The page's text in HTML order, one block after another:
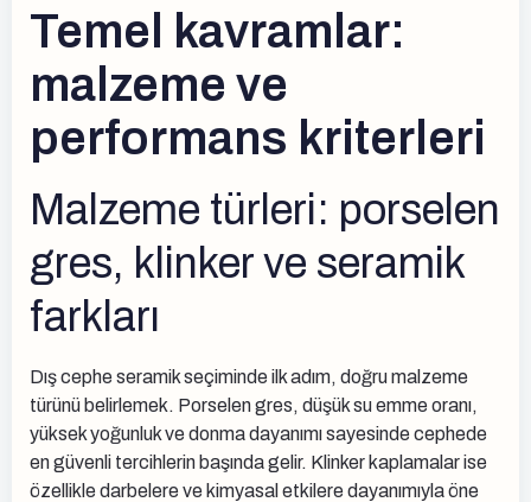
Temel kavramlar:
malzeme ve
performans kriterleri
Malzeme türleri: porselen
gres, klinker ve seramik
farkları
Dış cephe seramik seçiminde ilk adım, doğru malzeme
türünü belirlemek. Porselen gres, düşük su emme oranı,
yüksek yoğunluk ve donma dayanımı sayesinde cephede
en güvenli tercihlerin başında gelir. Klinker kaplamalar ise
özellikle darbelere ve kimyasal etkilere dayanımıyla öne